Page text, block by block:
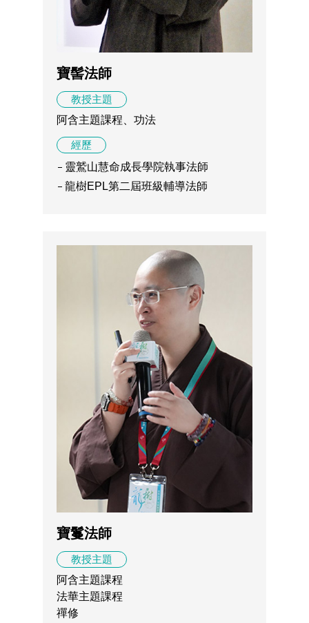
寶髻法師
教授主題
阿含主題課程、功法
經歷
靈鷲山慧命成長學院執事法師
龍樹EPL第二屆班級輔導法師
寶鬘法師
教授主題
阿含主題課程
法華主題課程
禪修